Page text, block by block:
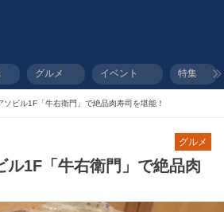
グルメ イベント 特集
ソビル1F「牛右衛門」で絶品肉寿司を堪能！
グルメ
ル1F「牛右衛門」で絶品肉